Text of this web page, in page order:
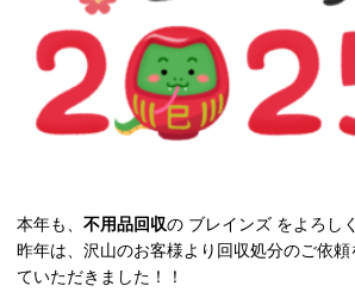
本年も、 不用品回収の ブレインズ をよろし
昨年は、沢山のお客様より回収処分のご依
ていただきました！！